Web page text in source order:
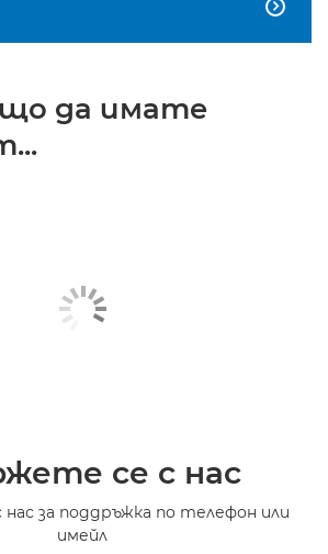

да имате
се с нас
за поддръжка по телефон или
имейл